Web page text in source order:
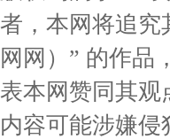
者，本网将追
网网）” 的作品
表本网赞同其
内容可能涉嫌